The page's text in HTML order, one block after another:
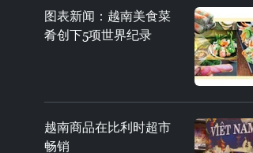
图表新闻：越南美食菜
肴创下5项世界纪录
越南商品在比利时超市
畅销